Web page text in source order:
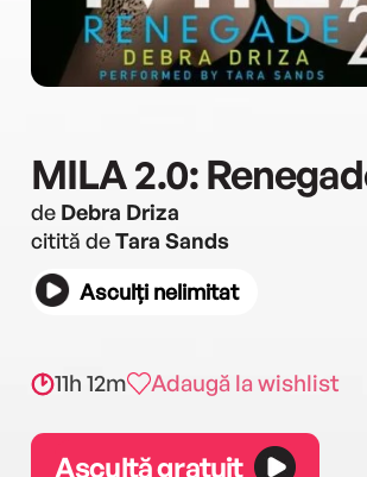
MILA 2.0:
de Debra Driza
citită deTara Sands
Asculți nelimitat
11h 12m Adaugă la wishlist
Ascultă gratuit